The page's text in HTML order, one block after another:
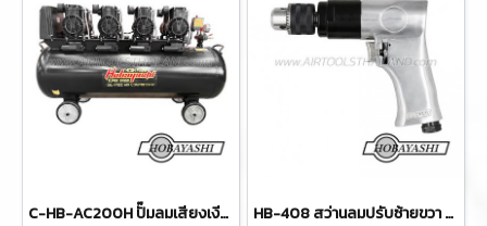
C-HB-AC200H ปั๊มลมเสียงเงียบ ไร้น้ำมัน รุ่นทำลมเร็ว 200 ลิตร 1680W x4 220V HOBAYASHI OIL-FREE SILENT AIR COMPRESSOR HB-408 สว่านลมปรับซ้ายขวา ขนาด 1/2" (13 มม.) ความเร็วรอบ 800 RPM HOBAYASHI